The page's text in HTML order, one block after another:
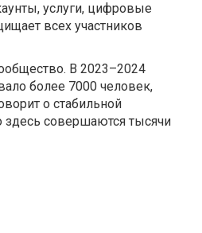
услуги, цифровые
всех участников
В 2023–2024
более 7000 человек,
о стабильной
здесь совершаются тысячи